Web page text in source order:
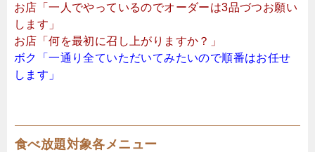
お店「一人でやっているのでオーダーは3品づつお願い
します」
お店「何を最初に召し上がりますか？」
ボク「一通り全ていただいてみたいので順番はお任せ
します」
食べ放題対象各メニュー